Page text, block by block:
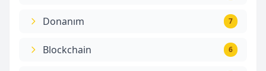
Donanım 7
Blockchain 6